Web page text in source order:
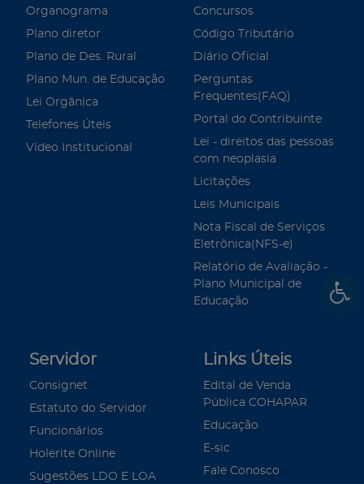
Organograma
Plano diretor
Plano de Des. Rural
Plano Mun. de Educação
Lei Orgânica
Telefones Úteis
Vídeo Institucional
Concursos
Código Tributário
Diário Oficial
Perguntas
Frequentes(FAQ)
Portal do Contribuinte
Lei - direitos das pessoas
com neoplasia
Licitações
Leis Municipais
Nota Fiscal de Serviços
Eletrônica(NFS-e)
Relatório de Avaliação -
Plano Municipal de
Educação
Servidor
Consignet
Estatuto do Servidor
Funcionários
Holerite Online
Sugestões LDO E LOA
Links Úteis
Edital de Venda
Pública COHAPAR
Educação
E-sic
Fale Conosco